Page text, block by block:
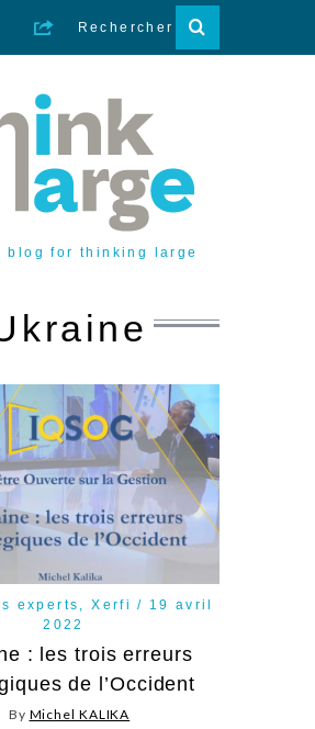
blog for thinking large
experts ,Xerfi
19 avril
2022
: les trois erreurs
de l’Occident
By Michel KALIKA